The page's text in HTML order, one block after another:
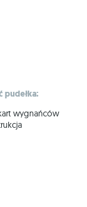
pudełka:
wygnańców